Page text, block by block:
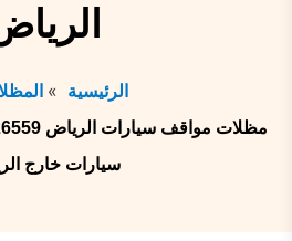
الرئيسية
سيارات خارج